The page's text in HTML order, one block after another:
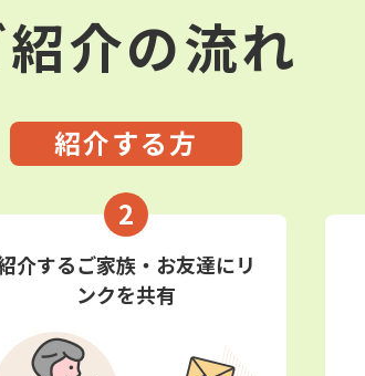
介の流れ
紹介する方
2
介するご家族・お友達にリ
ンクを共有